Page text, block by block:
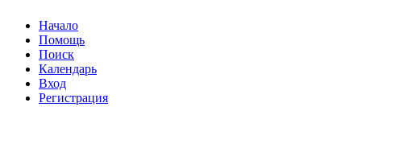
Начало
Помощь
Поиск
Календарь
Вход
Регистрация